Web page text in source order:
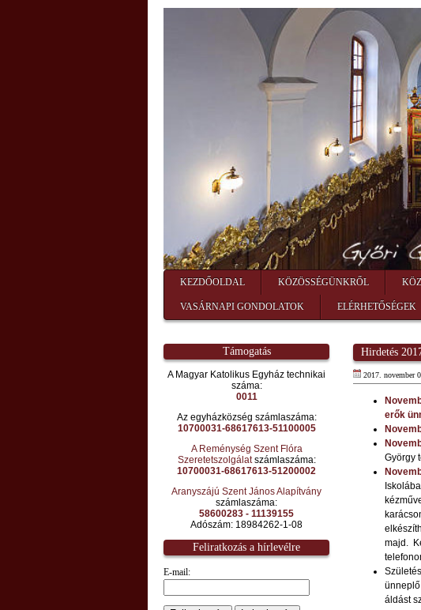
KEZDŐOLDAL KÖZÖSSÉGÜNKRŐL
VASÁRNAPI GONDOLATOK ELÉRHETŐSÉGEK
Támogatás
A Magyar Katolikus Egyház technikai
száma:
0011
Az egyházközség számlaszáma:
10700031-68617613-51100005
A Reménység Szent Flóra
Szeretetszolgálatszámlaszáma:
10700031-68617613-51200002
Aranyszájú Szent János Alapítvány
számlaszáma:
58600283 - 11139155
Adószám: 18984262-1-08
Feliratkozás a hírlevélre
E-mail:
Hirdetés
2017. november
erők
György
majd.
áldást